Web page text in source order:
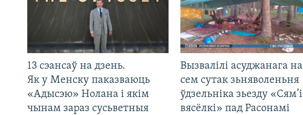
13 сэансаў на дзень.
Як у Менску паказваюць
«Адысэю» Нолана і якім
чынам зараз сусьветныя
Вызвалілі асуджанага на
сем сутак зьняволеньня
ўдзельніка зьезду «Сям’і
вясёлкі» пад Расонамі